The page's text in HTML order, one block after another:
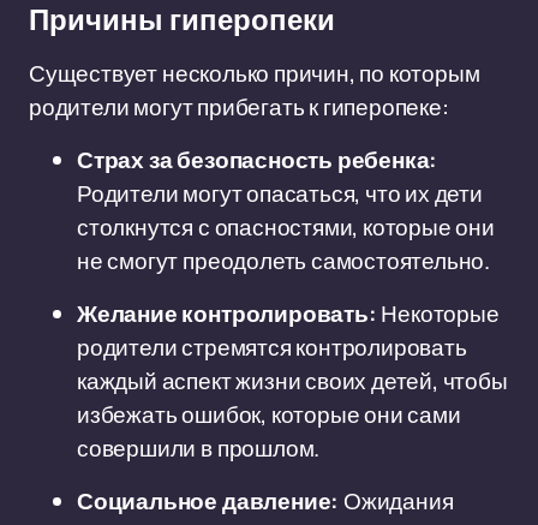
Причины гиперопеки
Существует несколько причин, по которым
родители могут прибегать к гиперопеке:
Страх за безопасность ребенка:
Родители могут опасаться, что их дети
столкнутся с опасностями, которые они
не смогут преодолеть самостоятельно.
Желание контролировать: Некоторые
родители стремятся контролировать
каждый аспект жизни своих детей, чтобы
избежать ошибок, которые они сами
совершили в прошлом.
Социальное давление: Ожидания